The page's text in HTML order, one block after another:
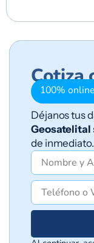
Cotiza
100% online
Déjanos tus
Geosatelital
de inmediato.